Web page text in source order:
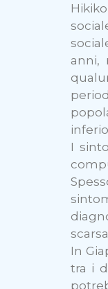
anni,
I
In
tra i